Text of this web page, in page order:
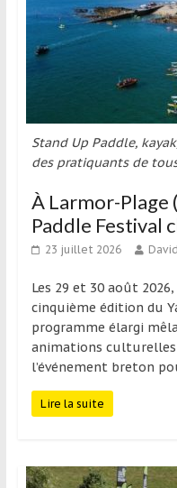
Stand Up Paddle,
des pratiquants de
À Larmor-Plage
Paddle Festival
23 juillet 2026
Les 29 et 30 août
cinquième édition du
programme élargi
animations
l’événement breton
Lire la suite